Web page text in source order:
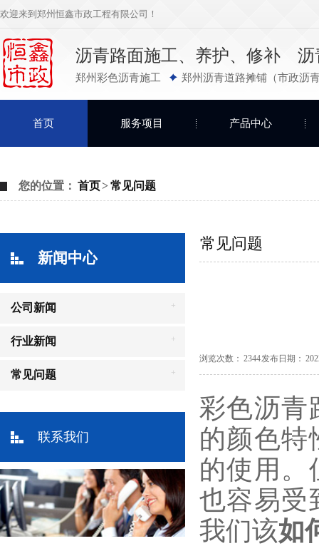
欢迎来到郑州恒鑫市政工程有限公司！
沥青路面施工、养护、修补 沥
郑州彩色沥青施工 郑州沥青道路摊铺（市政沥
首页 服务项目 产品中心
您的位置： 首页>常见问题
新闻中心
公司新闻 +
行业新闻 +
常见问题 +
联系我们
常见问题
浏览次数： 2344 发布日期：
彩色沥青
的颜色特
的使用。
也容易受
我们该如